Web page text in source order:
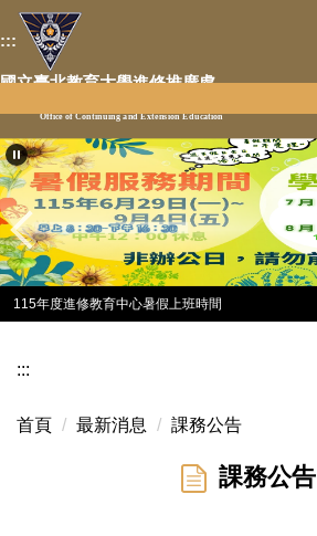
跳
到
主
容
區
:::
國立臺北教育大學進修推廣處
Office of Continuing and Extension Education
115年度進修教育中心暑假上班時間
:::
首頁 最新消息 課務公告
課務公告